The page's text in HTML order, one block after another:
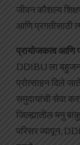
जीवन कौशल्य
आणि प्रगतीसाठी
प्रायोजकत्व आणि
DDIBU ला बहुजन
प्रोत्साहन दिले
समुदायांची सेवा
जिल्ह्यातील मनु
परिसर व्यापून,